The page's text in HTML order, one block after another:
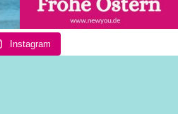
Instagram